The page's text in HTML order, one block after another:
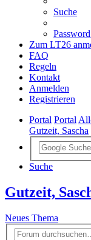
Suche
Zum LT26
FAQ
Regeln
Kontakt
Anmelden
Registrieren
Portal Portal
Gutzeit, Sascha
Suche
Gutzeit,
Neues Thema